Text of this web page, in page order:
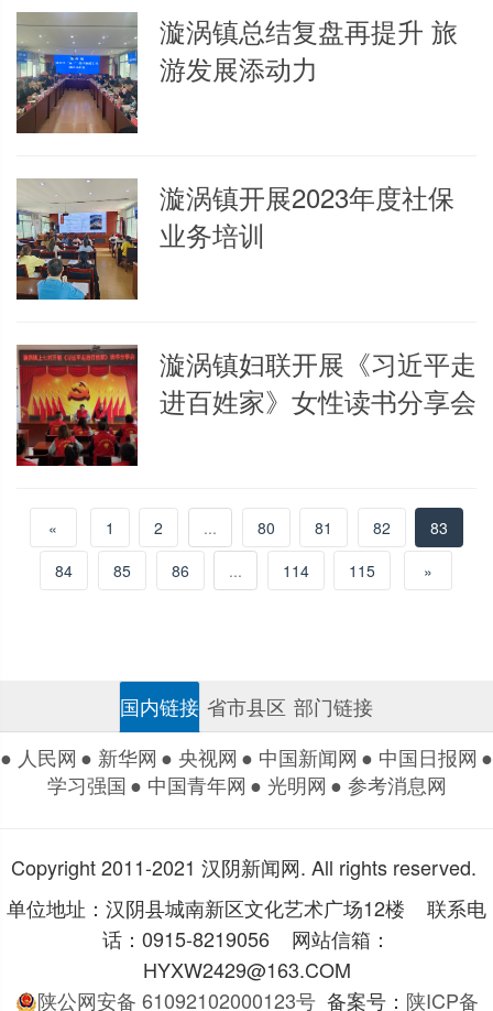
漩涡镇总结复盘再提升 旅
游发展添动力
漩涡镇开展2023年度社保
业务培训
漩涡镇妇联开展《习近平走
进百姓家》女性读书分享会
« 1 2 ... 80 81 82
83
84
85 86 ... 114 115 »
国内链接 省市县区 部门链接
● 人民网 ● 新华网 ● 央视网 ● 中国新闻网 ● 中国日报网 ●
学习强国● 中国青年网 ● 光明网 ● 参考消息网
Copyright 2011-2021 汉阴新闻网. All rights reserved.
单位地址：汉阴县城南新区文化艺术广场12楼 联系电
话：0915-8219056 网站信箱：
HYXW2429@163.COM
陕公网安备 61092102000123号备案号： 陕ICP备